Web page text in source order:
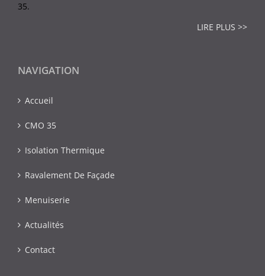
35.
LIRE PLUS >>
NAVIGATION
Accueil
CMO 35
Isolation Thermique
Ravalement De Façade
Menuiserie
Actualités
Contact